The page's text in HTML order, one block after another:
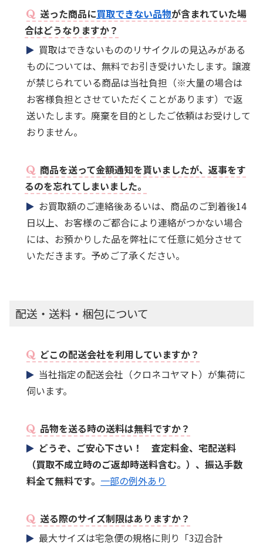
送った商品に買取できない品物が含まれていた場
合はどうなりますか？
買取はできないもののリサイクルの見込みがある
ものについては、無料でお引き受けいたします。譲渡
が禁じられている商品は当社負担（※大量の場合は
お客様負担とさせていただくことがあります）で返
送いたします。廃棄を目的としたご依頼はお受けして
おりません。
商品を送って金額通知を貰いましたが、返事をす
るのを忘れてしまいました。
お買取額のご連絡後あるいは、商品のご到着後14
日以上、お客様のご都合により連絡がつかない場合
には、お預かりした品を弊社にて任意に処分させて
いただきます。予めご了承ください。
配送・送料・梱包について
どこの配送会社を利用していますか？
当社指定の配送会社（クロネコヤマト）が集荷に
伺います。
品物を送る時の送料は無料ですか？
どうぞ、ご安心下さい！ 査定料金、宅配送料
（買取不成立時のご返却時送料含む。）、振込手数
料全て無料です。 一部の例外あり
送る際のサイズ制限はありますか？
最大サイズは宅急便の規格に則り「3辺合計